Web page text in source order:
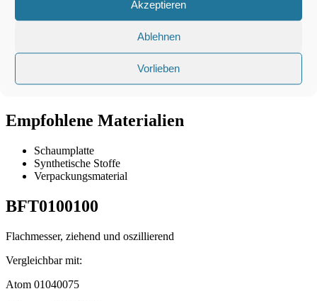
Akzeptieren
Ablehnen
Vorlieben
Empfohlene Materialien
Schaumplatte
Synthetische Stoffe
Verpackungsmaterial
BFT0100100
Flachmesser, ziehend und oszillierend
Vergleichbar mit:
Atom 01040075